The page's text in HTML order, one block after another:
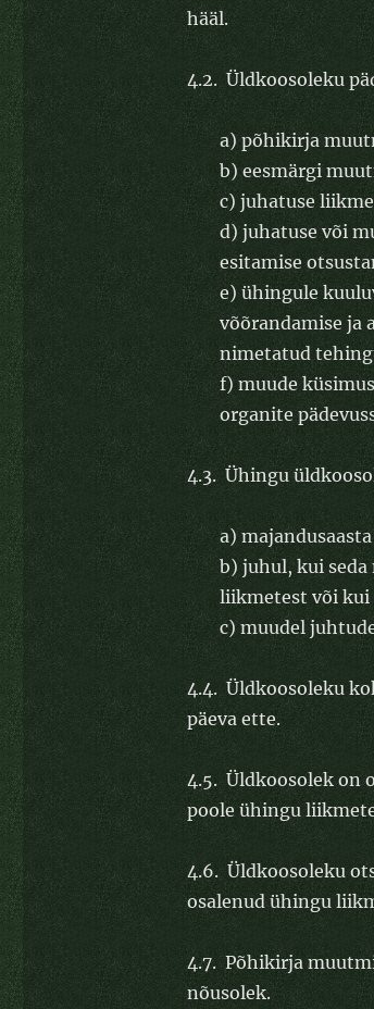
hääl.
4.2. Üldkoosoleku
a) põhikirja
b) eesmärgi
c) juhatuse
d) juhatuse või
esitamise
e) ühingule
võõrandamise ja
nimetatud
f) muude
organite
4.3. Ühingu
a)
b) juhul, kui
liikmetest või kui
c) muudel
4.4. Üldkoosoleku
päeva ette.
4.5. Üldkoosolek on
poole ühingu
4.6. Üldkoosoleku
osalenud ühingu
4.7. Põhikirja
nõusolek.